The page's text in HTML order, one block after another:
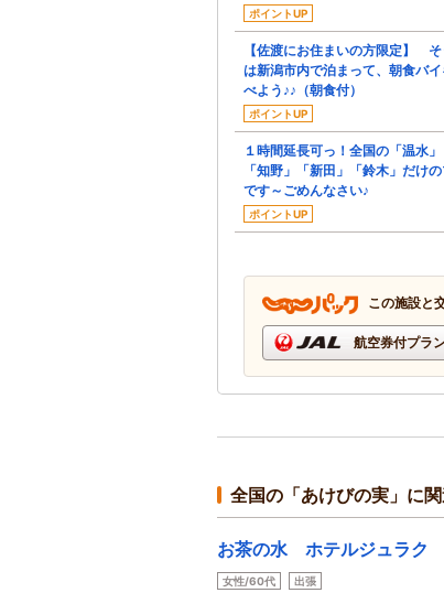
ポイントUP
【佐渡にお住まいの方限定】
は新潟市内で泊まって、朝食バ
べよう♪♪（朝食付）
ポイントUP
１時間延長可っ！全国の「温水」
「知野」「新田」「鈴木」だけ
です～ごめんなさい♪
ポイントUP
この施設と
航空券付プラ
全国の「あけびの実」に
お茶の水 ホテルジュラク
女性/60代 出張